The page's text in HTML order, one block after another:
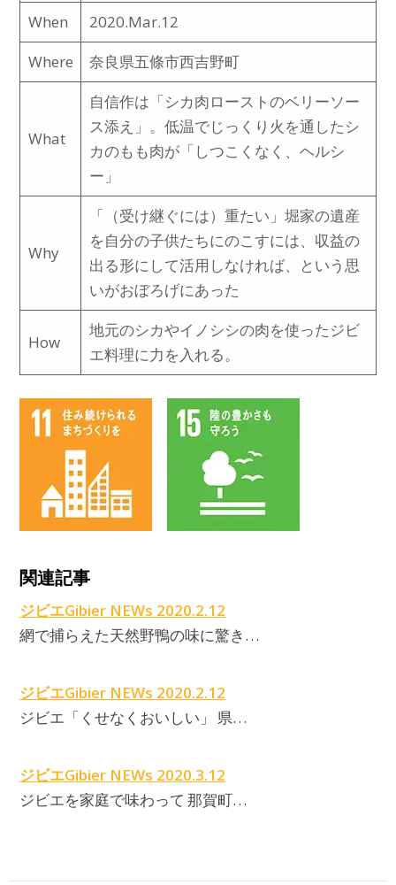
When
2020.Mar.12
Where
奈良県五條市西吉野町
What
自信作は「シカ肉ローストのベリーソー
ス添え」。低温でじっくり火を通したシ
カのもも肉が「しつこくなく、ヘルシ
ー」
Why
「（受け継ぐには）重たい」堀家の遺産
を自分の子供たちにのこすには、収益の
出る形にして活用しなければ、という思
いがおぼろげにあった
How
地元のシカやイノシシの肉を使ったジビ
エ料理に力を入れる。
関連記事
ジビエGibier NEWs 2020.2.12
網で捕らえた天然野鴨の味に驚き…
ジビエGibier NEWs 2020.2.12
ジビエ「くせなくおいしい」 県…
ジビエGibier NEWs 2020.3.12
ジビエを家庭で味わって 那賀町…